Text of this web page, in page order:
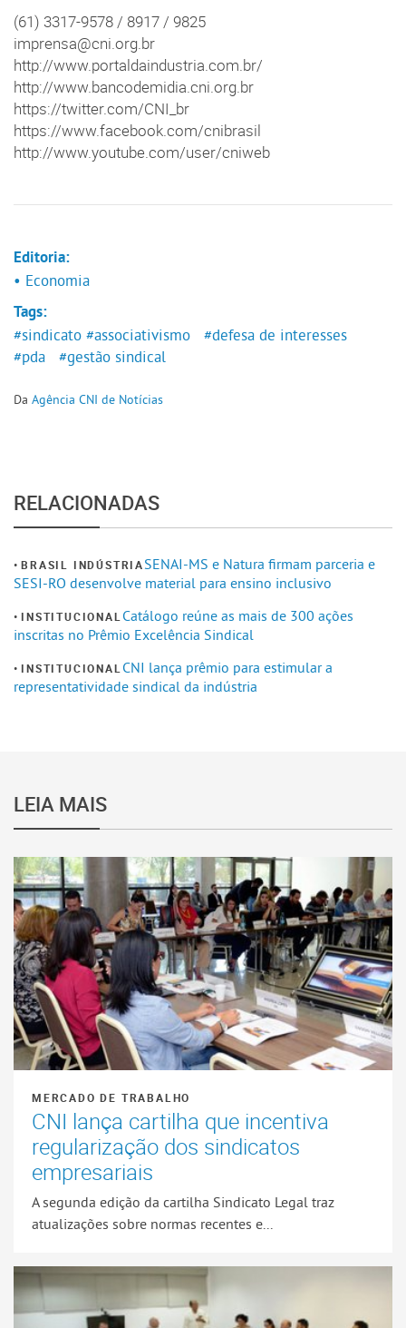
(61) 3317-9578 / 8917 / 9825
imprensa@cni.org.br
http://www.portaldaindustria.com.br/
http://www.bancodemidia.cni.org.br
https://twitter.com/CNI_br
https://www.facebook.com/cnibrasil
http://www.youtube.com/user/cniweb
Editoria:
• Economia
Tags:
#sindicato #associativismo
#defesa de interesses
#pda
#gestão sindical
Da Agência CNI de Notícias
RELACIONADAS
BRASIL INDÚSTRIASENAI-MS e Natura firmam parceria e
SESI-RO desenvolve material para ensino inclusivo
INSTITUCIONAL Catálogo reúne as mais de 300 ações
inscritas no Prêmio Excelência Sindical
INSTITUCIONAL CNI lança prêmio para estimular a
representatividade sindical da indústria
LEIA MAIS
MERCADO DE TRABALHO
CNI lança cartilha que incentiva
regularização dos sindicatos
empresariais
A segunda edição da cartilha Sindicato Legal traz
atualizações sobre normas recentes e...